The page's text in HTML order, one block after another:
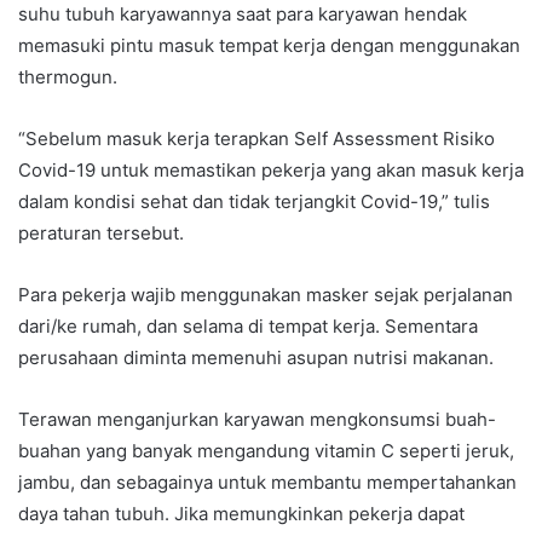
suhu tubuh karyawannya saat para karyawan hendak
memasuki pintu masuk tempat kerja dengan menggunakan
thermogun.
“Sebelum masuk kerja terapkan Self Assessment Risiko
Covid-19 untuk memastikan pekerja yang akan masuk kerja
dalam kondisi sehat dan tidak terjangkit Covid-19,” tulis
peraturan tersebut.
Para pekerja wajib menggunakan masker sejak perjalanan
dari/ke rumah, dan selama di tempat kerja. Sementara
perusahaan diminta memenuhi asupan nutrisi makanan.
Terawan menganjurkan karyawan mengkonsumsi buah-
buahan yang banyak mengandung vitamin C seperti jeruk,
jambu, dan sebagainya untuk membantu mempertahankan
daya tahan tubuh. Jika memungkinkan pekerja dapat